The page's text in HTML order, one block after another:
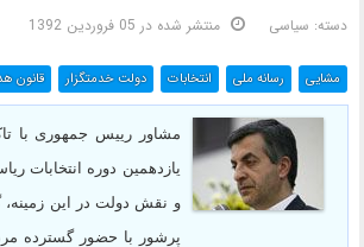
دسته: سیاسی منتشر شده در 05 فروردين 1392
مشایی رسانه ملی انتخابات دولت خدمتگزار قانون
مشاور رییس جمهوری با
یازدهمین دوره انتخابات
و نقش دولت در این زمینه،
پرشور با حضور گسترده